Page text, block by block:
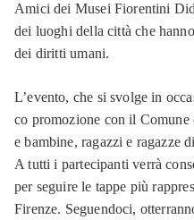
Amici dei Musei Fiorentini
dei luoghi della città che
dei diritti umani.
L’evento, che si svolge in
co promozione con il
e bambine, ragazzi e ragazze
A tutti i partecipanti verrà
per seguire le tappe più
Firenze. Seguendoci,